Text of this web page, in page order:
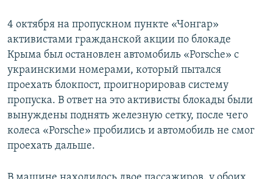
4 октября на пропускном пункте «Чонгар»
активистами гражданской акции по блокаде
Крыма был остановлен автомобиль «Porsche» с
украинскими номерами, который пытался
проехать блокпост, проигнорировав систему
пропуска. В ответ на это активисты блокады были
вынуждены поднять железную сетку, после чего
колеса «Porsche» пробились и автомобиль не смог
проехать дальше.